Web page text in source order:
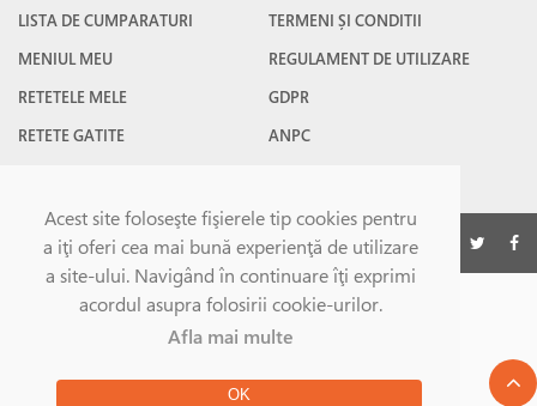
Acest site foloseşte fişierele tip cookies pentru
a iţi oferi cea mai bună experienţă de utilizare
a site-ului. Navigând în continuare îţi exprimi
acordul asupra folosirii cookie-urilor.
Afla mai multe
OK
LISTA DE CUMPARATURI
MENIUL MEU
RETETELE MELE
RETETE GATITE
TERMENI ȘI CONDITII
REGULAMENT DE UTILIZARE
GDPR
ANPC
©Gatesc.ro 2026